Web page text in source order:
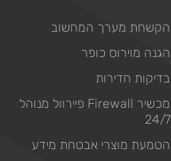
הקשחת מערך המחשוב
הגנה מוירוס כופר
בדיקות חדירות
מכשיר Firewall פיירוול מנוהל
24/7
הטמעת מוצרי אבטחת מידע